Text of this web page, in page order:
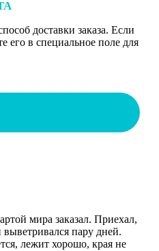
доставки заказа. Если
его в специальное поле для
мира заказал. Приехал,
пару дней.
лежит хорошо, края не